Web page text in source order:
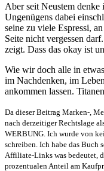
Aber seit Neustem
Ungenügens dabei
seine zu viele Espressi,
Seite nicht vergessen
zeigt. Dass das okay ist
Wie wir doch alle in
im Nachdenken, im
ankommen lassen.
Da dieser Beitrag Marken-,
nach derzeitiger Rechtslage
WERBUNG. Ich wurde von
schreiben. Ich habe das Buch
Affiliate-Links was bedeutet,
prozentualen Anteil am